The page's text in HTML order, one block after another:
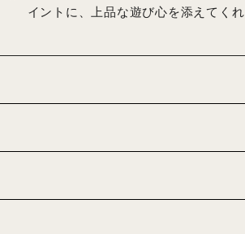
イントに、上品な遊び心を添えてくれ